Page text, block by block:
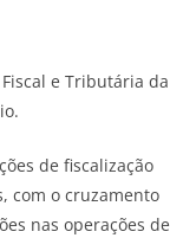
e Tributária da
de fiscalização
com o cruzamento
nas operações de